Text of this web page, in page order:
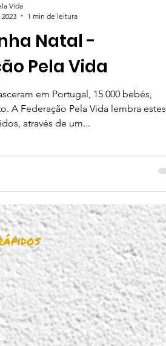
Natal -
Pela Vida
em Portugal, 15 000 bebés,
A Federação Pela Vida lembra estes
através de um...
Vida
1 min de leitura